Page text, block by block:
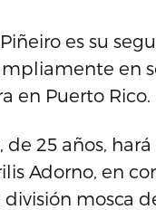
es su
en
en Puerto Rico.
de 25 años,
Adorno, en
mosca de